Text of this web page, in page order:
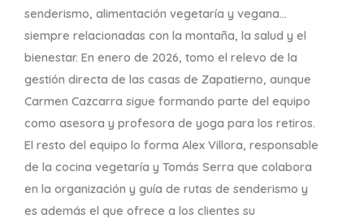
senderismo, alimentación vegetaría y vegana…
siempre relacionadas con la montaña, la salud y el
bienestar. En enero de 2026, tomo el relevo de la
gestión directa de las casas de Zapatierno, aunque
Carmen Cazcarra sigue formando parte del equipo
como asesora y profesora de yoga para los retiros.
El resto del equipo lo forma Alex Villora, responsable
de la cocina vegetaría y Tomás Serra que colabora
en la organización y guía de rutas de senderismo y
es además el que ofrece a los clientes su